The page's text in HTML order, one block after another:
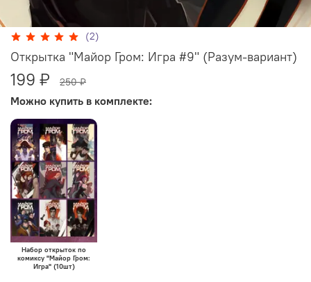
(2)
Открытка "Майор Гром: Игра #9" (Разум-вариант)
199 ₽ 250 ₽
Можно купить в комплекте:
Набор открыток по
комиксу "Майор Гром:
Игра" (10шт)